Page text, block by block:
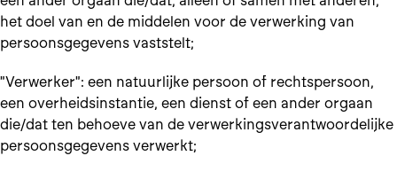
het doel van en de middelen voor de verwerking van
persoonsgegevens vaststelt;
"Verwerker": een natuurlijke persoon of rechtspersoon,
een overheidsinstantie, een dienst of een ander orgaan
die/dat ten behoeve van de verwerkingsverantwoordelijke
persoonsgegevens verwerkt;